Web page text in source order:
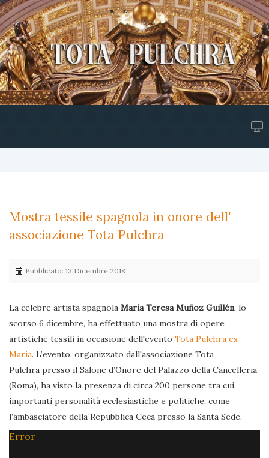
Mostra tessile spagnola in onore dell'
associazione Tota Pulchra
Pubblicato: 13 Dicembre 2018
La celebre artista spagnola María Teresa Muñoz Guillén, lo
scorso 6 dicembre, ha effettuato una mostra di opere
artistiche tessili in occasione dell'evento Tota Pulchra es
Maria. L’evento, organizzato dall'associazione Tota
Pulchra presso il Salone d’Onore del Palazzo della Cancelleria
(Roma), ha visto la presenza di circa 200 persone tra cui
importanti personalità ecclesiastiche e politiche, come
l’ambasciatore della Repubblica Ceca presso la Santa Sede.
Error